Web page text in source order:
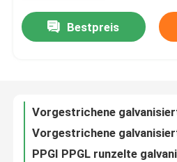
Über uns
Treten Sie mit uns in
Bestpreis